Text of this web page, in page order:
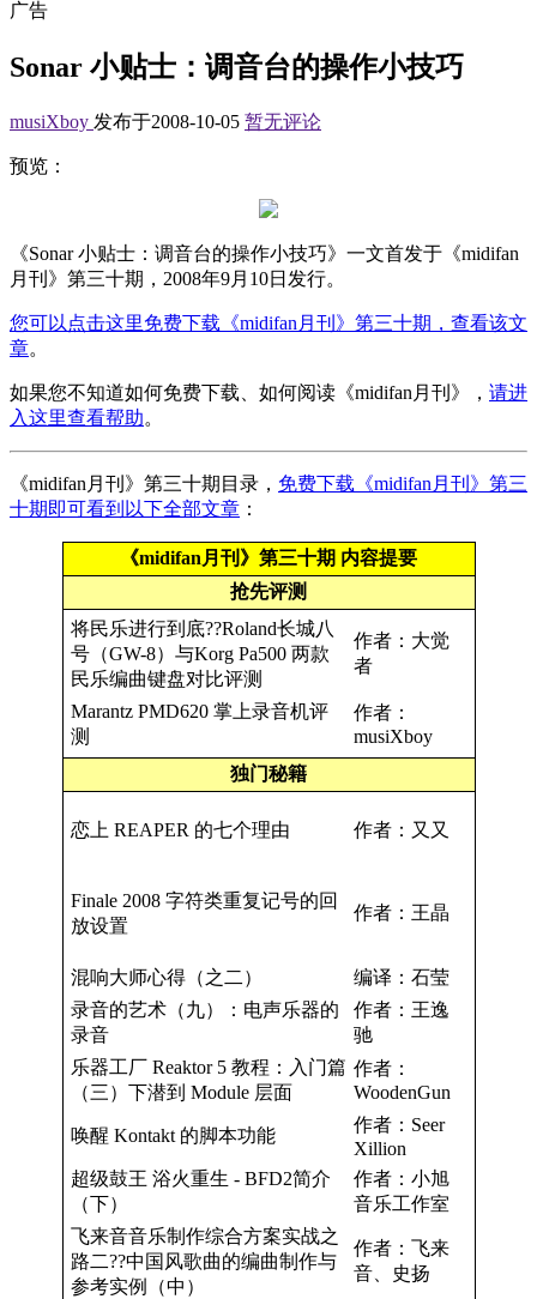
广告
Sonar 小贴士：调音台的操作小技巧
musiXboy 发布于2008-10-05 暂无评论
预览：
《Sonar 小贴士：调音台的操作小技巧》一文首发于《midifan
月刊》第三十期，2008年9月10日发行。
您可以点击这里免费下载《midifan月刊》第三十期，查看该文
章。
如果您不知道如何免费下载、如何阅读《midifan月刊》， 请进
入这里查看帮助。
《midifan月刊》第三十期目录， 免费下载《midifan月刊》第三
十期即可看到以下全部文章 ：
《midifan月刊》第三十期 内容提要
抢先评测
将民乐进行到底??Roland长城八
号（GW-8）与Korg Pa500 两款
民乐编曲键盘对比评测
作者：大觉
者
Marantz PMD620 掌上录音机评
测
作者：
musiXboy
独门秘籍
恋上 REAPER 的七个理由 作者：又又
Finale 2008 字符类重复记号的回
放设置
作者：王晶
混响大师心得（之二）
编译：石莹
录音的艺术（九）：电声乐器的
录音
作者：王逸
驰
乐器工厂 Reaktor 5 教程：入门篇
（三）下潜到 Module 层面
作者：
WoodenGun
唤醒 Kontakt 的脚本功能
作者：Seer
Xillion
超级鼓王 浴火重生 - BFD2简介
（下）
作者：小旭
音乐工作室
飞来音音乐制作综合方案实战之
路二??中国风歌曲的编曲制作与
参考实例（中）
作者：飞来
音、史扬